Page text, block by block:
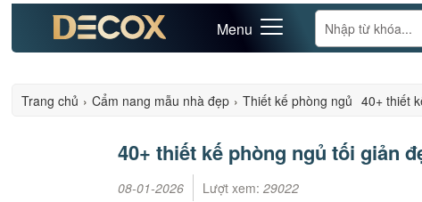
Menu
Trang chủ › Cẩm nang mẫu nhà đẹp › Thiết kế phòng ngủ 40+ thiết
40+ thiết kế phòng ngủ tối giản
08-01-2026 Lượt xem: 29022